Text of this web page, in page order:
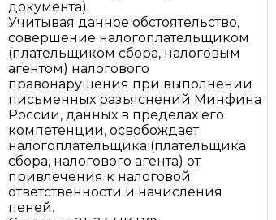
документа).
Учитывая данное обстоятельство,
совершение налогоплательщиком
(плательщиком сбора, налоговым
агентом) налогового
правонарушения при выполнении
письменных разъяснений Минфина
России, данных в пределах его
компетенции, освобождает
налогоплательщика (плательщика
сбора, налогового агента) от
привлечения к налоговой
ответственности и начисления
пеней.